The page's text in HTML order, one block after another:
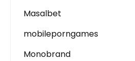
Masalbet
mobileporngames
Monobrand